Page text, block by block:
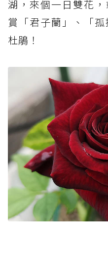
湖，來個一日雙花
賞「君子蘭」、「
杜鵑！